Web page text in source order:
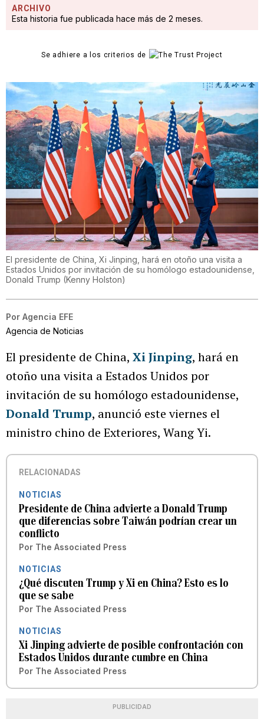
ARCHIVO
Esta historia fue publicada hace más de 2 meses.
Se adhiere a los criterios de
El presidente de China, Xi Jinping, hará en otoño una visita a
Estados Unidos por invitación de su homólogo estadounidense,
Donald Trump (Kenny Holston)
Por Agencia EFE
Agencia de Noticias
El presidente de China, Xi Jinping, hará en
otoño una visita a Estados Unidos por
invitación de su homólogo estadounidense,
Donald Trump, anunció este viernes el
ministro chino de Exteriores, Wang Yi.
RELACIONADAS
NOTICIAS
Presidente de China advierte a Donald Trump
que diferencias sobre Taiwán podrían crear un
conflicto
Por The Associated Press
NOTICIAS
¿Qué discuten Trump y Xi en China? Esto es lo
que se sabe
Por The Associated Press
NOTICIAS
Xi Jinping advierte de posible confrontación con
Estados Unidos durante cumbre en China
Por The Associated Press
PUBLICIDAD